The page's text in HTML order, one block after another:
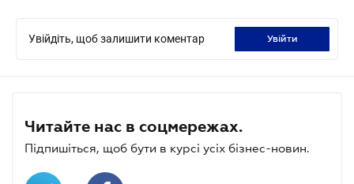
Увійдіть, щоб залишити коментар увійти
Читайте нас в соцмережах.
Підпишіться, щоб бути в курсі усіх бізнес-новин.